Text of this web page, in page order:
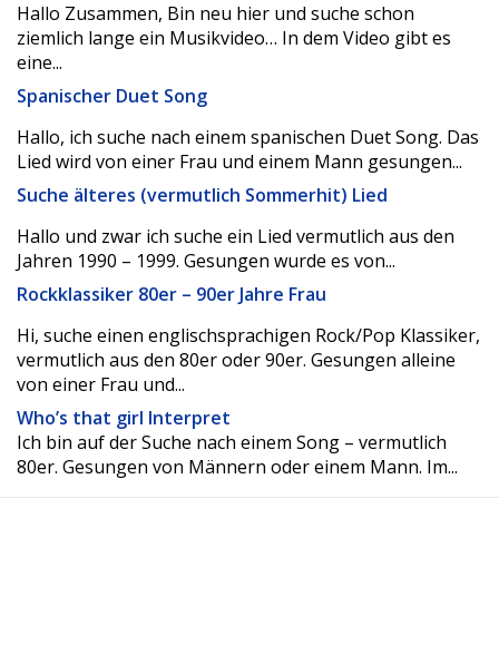
Hallo Zusammen, Bin neu hier und suche schon
ziemlich lange ein Musikvideo… In dem Video gibt es
eine...
Spanischer Duet Song
Hallo, ich suche nach einem spanischen Duet Song. Das
Lied wird von einer Frau und einem Mann gesungen...
Suche älteres (vermutlich Sommerhit) Lied
Hallo und zwar ich suche ein Lied vermutlich aus den
Jahren 1990 – 1999. Gesungen wurde es von...
Rockklassiker 80er – 90er Jahre Frau
Hi, suche einen englischsprachigen Rock/Pop Klassiker,
vermutlich aus den 80er oder 90er. Gesungen alleine
von einer Frau und...
Who’s that girl Interpret
Ich bin auf der Suche nach einem Song – vermutlich
80er. Gesungen von Männern oder einem Mann. Im...